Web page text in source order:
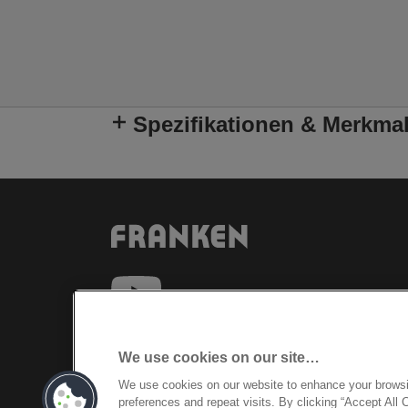
Spezifikationen &
©2026 ACCO Brands
We use cookies on our site…
We use cookies on our website to enhance your
preferences and repeat visits. By clicking “Accept All